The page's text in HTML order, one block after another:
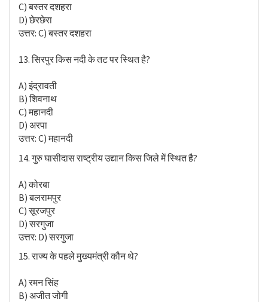
C) बस्तर दशहरा
D) छेरछेरा
उत्तर: C) बस्तर दशहरा
13. सिरपुर किस नदी के तट पर स्थित है?
A) इंद्रावती
B) शिवनाथ
C) महानदी
D) अरपा
उत्तर: C) महानदी
14. गुरु घासीदास राष्ट्रीय उद्यान किस जिले में स्थित है?
A) कोरबा
B) बलरामपुर
C) सूरजपुर
D) सरगुजा
उत्तर: D) सरगुजा
15. राज्य के पहले मुख्यमंत्री कौन थे?
A) रमन सिंह
B) अजीत जोगी